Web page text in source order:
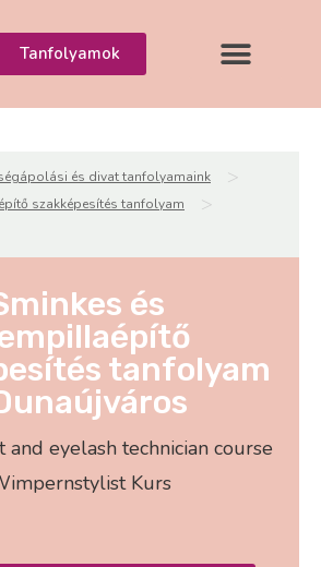
Tanfolyamok
és divat tanfolyamaink >
szakképesítés tanfolyam >
és
tanfolyam
eyelash technician course
Kurs